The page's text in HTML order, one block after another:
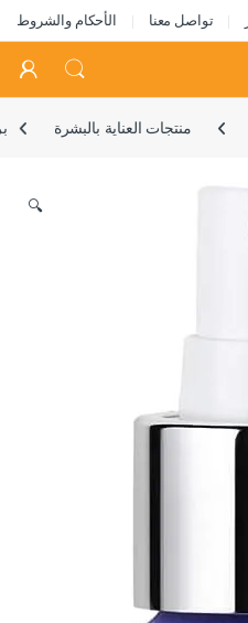
تواصل معنا الأحكام والشروط
منتجات العناية بالبشرة
🔍